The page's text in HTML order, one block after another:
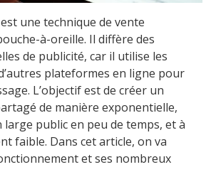
une technique de vente
à-oreille. Il diffère des
de publicité, car il utilise les
plateformes en ligne pour
L’objectif est de créer un
de manière exponentielle,
public en peu de temps, et à
faible. Dans cet article, on va
et ses nombreux